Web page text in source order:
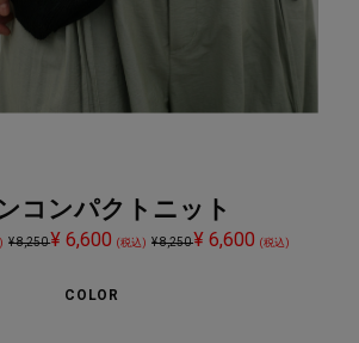
コンパクトニット
¥ 8,250¥ 6,600(税込) ¥ 8,250¥ 6,600 (税込)
COLOR